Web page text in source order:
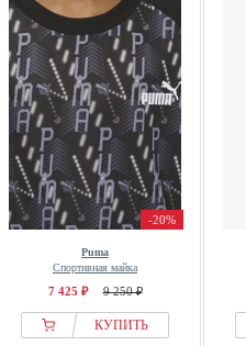
-20%
Puma
Спортивная майка
7 425 ₽ 9 250 ₽
КУПИТЬ